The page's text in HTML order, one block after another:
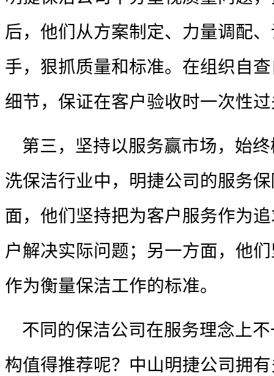
后，他们从方案制定、力量调配
手，狠抓质量和标准。在组织自
细节，保证在客户验收时一次性
第三，坚持以服务赢市场，始
洗保洁行业中，明捷公司的服务
面，他们坚持把为客户服务作为
户解决实际问题；另一方面，他
作为衡量保洁工作的标准。
不同的保洁公司在服务理念上
构值得推荐呢？中山明捷公司拥